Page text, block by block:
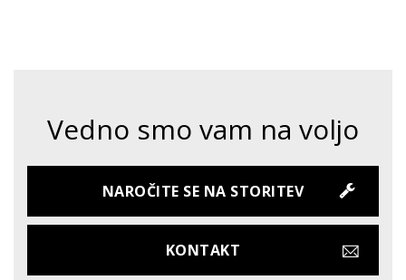
Vedno smo vam na voljo
NAROČITE SE NA STORITEV
KONTAKT